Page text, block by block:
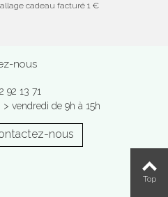
cadeau facturé 1 €
nous
92 13 71
> vendredi de 9h à 15h
nous
Top